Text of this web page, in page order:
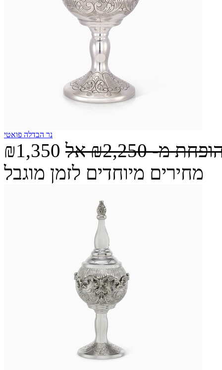
נר הבדלה פואטי
₪1,350 מ-₪2,250 אל
מחירים מיוחדים לזמן מוגבל